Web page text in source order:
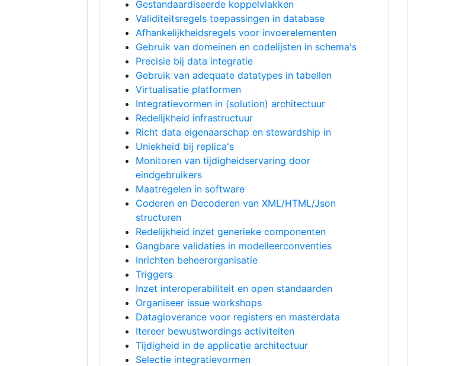
Gestandaardiseerde koppelvlakken
Validiteitsregels toepassingen in database
Afhankelijkheidsregels voor invoerelementen
Gebruik van domeinen en codelijsten in schema's
Precisie bij data integratie
Gebruik van adequate datatypes in tabellen
Virtualisatie platformen
Integratievormen in (solution) architectuur
Redelijkheid infrastructuur
Richt data eigenaarschap en stewardship in
Uniekheid bij replica's
Monitoren van tijdigheidservaring door
eindgebruikers
Maatregelen in software
Coderen en Decoderen van XML/HTML/Json
structuren
Redelijkheid inzet generieke componenten
Gangbare validaties in modelleerconventies
Inrichten beheerorganisatie
Triggers
Inzet interoperabiliteit en open standaarden
Organiseer issue workshops
Datagioverance voor registers en masterdata
Itereer bewustwordings activiteiten
Tijdigheid in de applicatie architectuur
Selectie integratievormen